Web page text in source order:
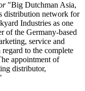
"Big Dutchman Asia,
distribution network for
Industries as one
of the Germany-based
service and
to the complete
appointment of
distributor,